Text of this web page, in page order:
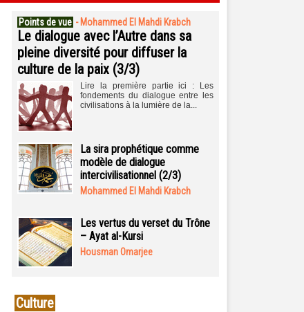
Points de vue - Mohammed El Mahdi Krabch
Le dialogue avec l’Autre dans sa
pleine diversité pour diffuser la
culture de la paix (3/3)
Lire la première partie ici : Les
fondements du dialogue entre les
civilisations à la lumière de la...
La sira prophétique comme
modèle de dialogue
intercivilisationnel (2/3)
Mohammed El Mahdi Krabch
Les vertus du verset du Trône
– Ayat al-Kursi
Housman Omarjee
Culture